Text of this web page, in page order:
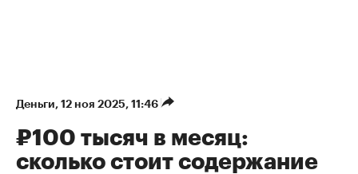
Деньги⁠, 12 ноя 2025, 11:46
₽100 тысяч в месяц:
сколько стоит содержание